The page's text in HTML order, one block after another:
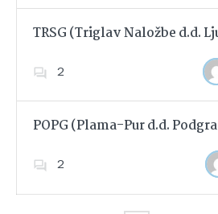
TRSG (Triglav Naložbe d.d.
2
POPG (Plama-Pur d.d.
2